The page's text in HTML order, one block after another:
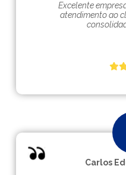
Excelente
atendimento ao
Carlos